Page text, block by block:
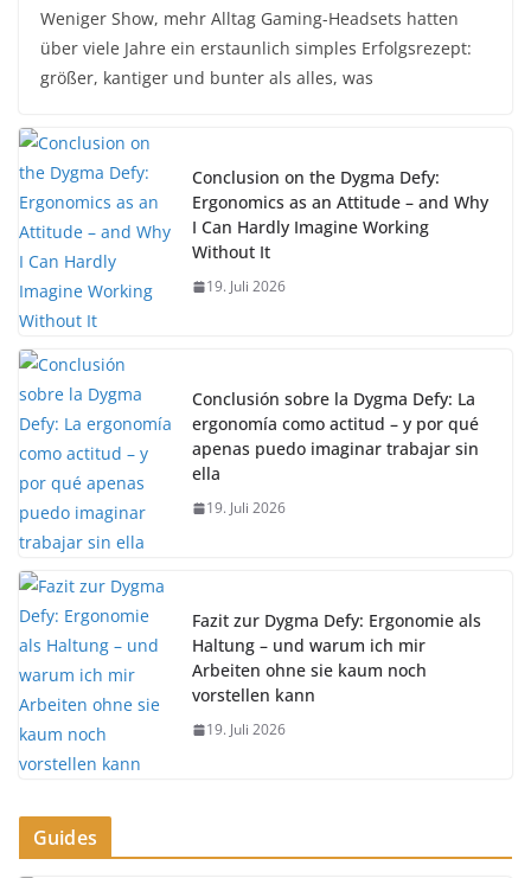
Weniger Show, mehr Alltag Gaming-Headsets hatten
über viele Jahre ein erstaunlich simples Erfolgsrezept:
größer, kantiger und bunter als alles, was
Conclusion on the Dygma Defy:
Ergonomics as an Attitude – and Why
I Can Hardly Imagine Working
Without It
19. Juli 2026
Conclusión sobre la Dygma Defy: La
ergonomía como actitud – y por qué
apenas puedo imaginar trabajar sin
ella
19. Juli 2026
Fazit zur Dygma Defy: Ergonomie als
Haltung – und warum ich mir
Arbeiten ohne sie kaum noch
vorstellen kann
19. Juli 2026
Guides